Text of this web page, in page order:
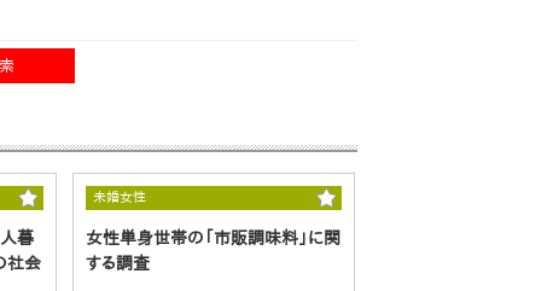
人暮
社会
未婚女性
女性単身世帯の「市販調味料」に関
する調査